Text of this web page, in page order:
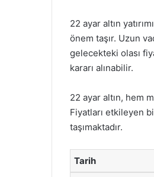
22 ayar altın
önem taşır. Uzun
gelecekteki olası
kararı alınabilir.
22 ayar altın, hem
Fiyatları etkileyen
taşımaktadır.
Tarih